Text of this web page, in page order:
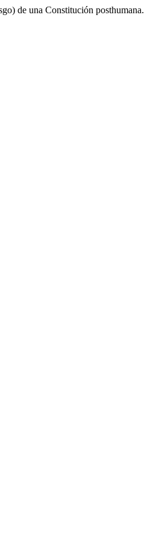
de una Constitución posthumana.